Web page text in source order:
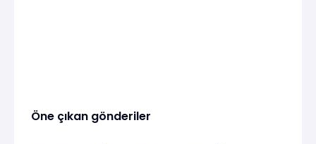
Öne çıkan gönderiler